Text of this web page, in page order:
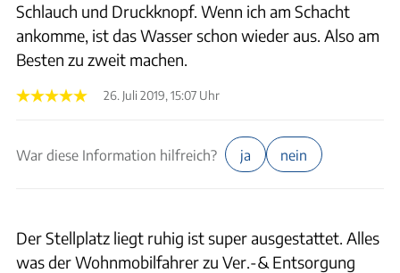
Schlauch und Druckknopf. Wenn ich am Schacht
ankomme, ist das Wasser schon wieder aus. Also am
Besten zu zweit machen.
26. Juli 2019, 15:07 Uhr
War diese Information hilfreich? ja nein
Der Stellplatz liegt ruhig ist super ausgestattet. Alles
was der Wohnmobilfahrer zu Ver.-& Entsorgung